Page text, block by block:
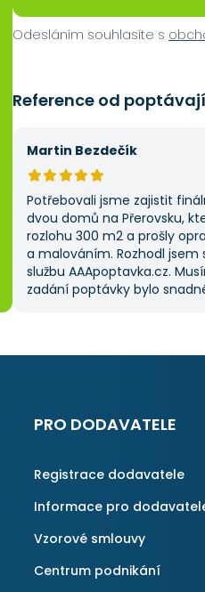
Odesláním souhlasíte s
Reference od
Martin Bezdečík
Potřebovali jsme zajistit
dvou domů na Přerovsku,
rozlohu 300 m2 a prošly
a malováním. Rozhodl jsem
službu AAApoptavka.cz.
zadání poptávky bylo
a AAApoptavka.cz mi tuto
najít rychlé řešení. Vše
znovu.
PRO DODAVATELE
Registrace dodavatele
Informace pro
Vzorové smlouvy
Centrum podnikání